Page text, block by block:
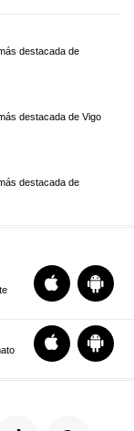
destacada de
destacada de Vigo
destacada de